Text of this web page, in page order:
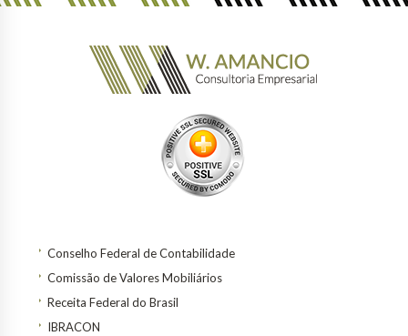
Conselho Federal de Contabilidade
Comissão de Valores Mobiliários
Receita Federal do Brasil
IBRACON